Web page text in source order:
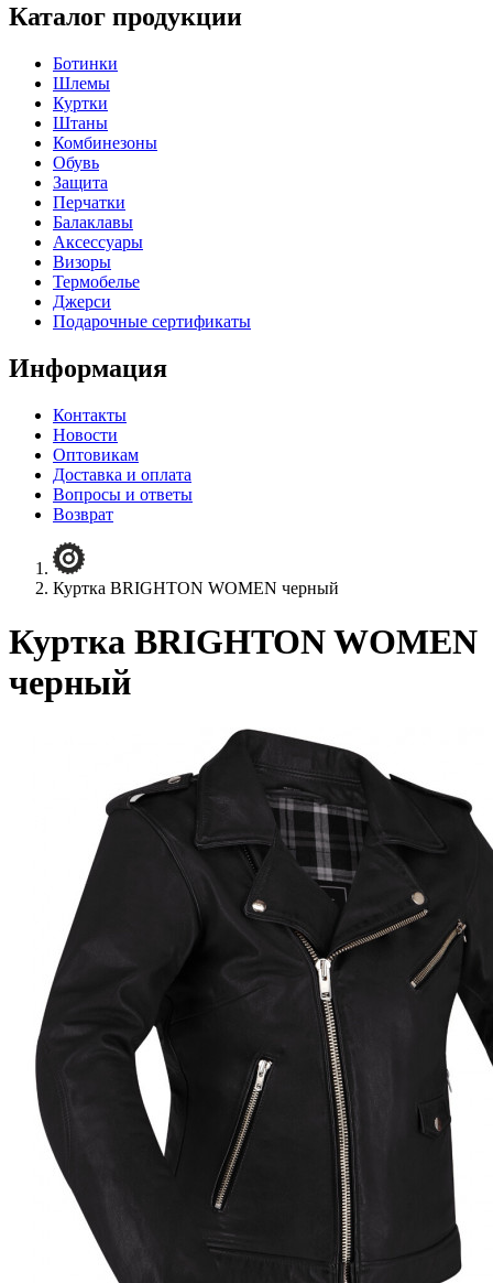
Каталог продукции
Ботинки
Шлемы
Куртки
Штаны
Комбинезоны
Обувь
Защита
Перчатки
Балаклавы
Аксессуары
Визоры
Термобелье
Джерси
Подарочные сертификаты
Информация
Контакты
Новости
Оптовикам
Доставка и оплата
Вопросы и ответы
Возврат
Куртка BRIGHTON WOMEN черный
Куртка BRIGHTON WOMEN
черный